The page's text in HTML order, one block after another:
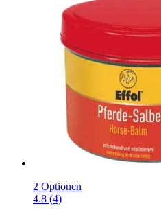
2 Optionen
4.8 (4)